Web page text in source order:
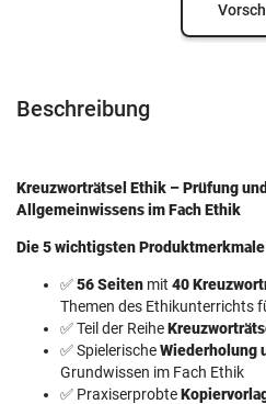
Beschreibung
Kreuzworträtsel Ethik – Prüfung
Allgemeinwissens im Fach Ethik
Die 5 wichtigsten
✅56 Seiten mit 40
Themen des Ethikunterrichts
✅ Teil der Reihe
✅ SpielerischeWiederholung
Grundwissen im Fach Ethik
✅ Praxiserprobte